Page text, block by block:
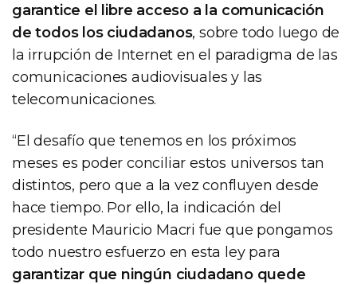
garantice el libre acceso a la comunicación
de todos los ciudadanos, sobre todo luego de
la irrupción de Internet en el paradigma de las
comunicaciones audiovisuales y las
telecomunicaciones.
“El desafío que tenemos en los próximos
meses es poder conciliar estos universos tan
distintos, pero que a la vez confluyen desde
hace tiempo. Por ello, la indicación del
presidente Mauricio Macri fue que pongamos
todo nuestro esfuerzo en esta ley para
garantizar que ningún ciudadano quede